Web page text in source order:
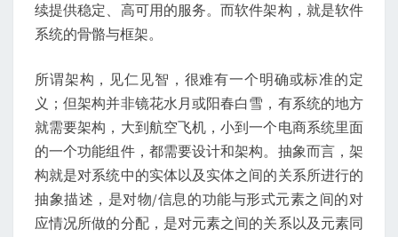
续提供稳定、高可用的服务。而软件架构，就是软件
系统的骨骼与框架。
所谓架构，见仁见智，很难有一个明确或标准的定
义；但架构并非镜花水月或阳春白雪，有系统的地方
就需要架构，大到航空飞机，小到一个电商系统里面
的一个功能组件，都需要设计和架构。抽象而言，架
构就是对系统中的实体以及实体之间的关系所进行的
抽象描述，是对物/信息的功能与形式元素之间的对
应情况所做的分配，是对元素之间的关系以及元素同